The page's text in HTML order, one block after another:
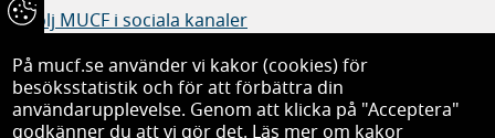
Följ MUCF i sociala kanaler
På mucf.se använder vi kakor (cookies) för
besöksstatistik och för att förbättra din
användarupplevelse. Genom att klicka på "Acceptera"
godkänner du att vi gör det. Läs mer om kakor